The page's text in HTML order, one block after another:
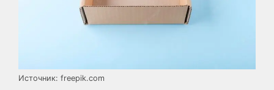
Источник: freepik.com